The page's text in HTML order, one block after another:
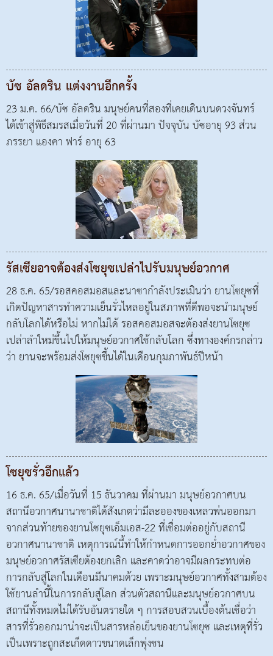
บัซ อัลดริน แต่งงานอีกครั้ง
23 ม.ค. 66/บัซ อัลดริน มนุษย์คนที่สองที่เคยเดินบนดวงจันทร์
ได้เข้าสู่พิธีสมรสเมื่อวันที่ 20 ที่ผ่านมา ปัจจุบัน บัซอายุ 93 ส่วน
ภรรยา แองคา ฟาร์ อายุ 63
รัสเซียอาจต้องส่งโซยุซเปล่าไปรับมนุษย์อวกาศ
28 ธ.ค. 65/รอสคอสมอสและนาซากำลังประเมินว่า ยานโซยุซที่
เกิดปัญหาสารทำความเย็นรั่วไหลอยู่ในสภาพที่ดีพอจะนำมนุษย์
กลับโลกได้หรือไม่ หากไม่ได้ รอสคอสมอสจะต้องส่งยานโซยุซ
เปล่าลำใหม่ขึ้นไปให้มนุษย์อวกาศใช้กลับโลก ซึ่งทางองค์กรกล่าว
ว่า ยานจะพร้อมส่งโซยุซขึ้นได้ในเดือนกุมภาพันธ์ปีหน้า
โซยุซรั่วอีกแล้ว
16 ธ.ค. 65/เมื่อวันที่ 15 ธันวาคม ที่ผ่านมา มนุษย์อวกาศบน
สถานีอวกาศนานาชาติได้สังเกตว่ามีละอองของเหลวพ่นออกมา
จากส่วนท้ายของยานโซยุซเอ็มเอส-22 ที่เชื่อมต่ออยู่กับสถานี
อวกาศนานาชาติ เหตุการณ์นี้ทำให้กำหนดการออกย่ำอวกาศของ
มนุษย์อวกาศรัสเซียต้องยกเลิก และคาดว่าอาจมีผลกระทบต่อ
การกลับสู่โลกในเดือนมีนาคมด้วย เพราะมนุษย์อวกาศทั้งสามต้อง
ใช้ยานลำนี้ในการกลับสู่โลก ส่วนตัวสถานีและมนุษย์อวกาศบน
สถานีทั้งหมดไม่ได้รับอันตรายใด ๆ การสอบสวนเบื้องต้นเชื่อว่า
สารที่รั่วออกมาน่าจะเป็นสารหล่อเย็นของยานโซยุซ และเหตุที่รั่ว
เป็นเพราะถูกสะเก็ดดาวขนาดเล็กพุ่งชน